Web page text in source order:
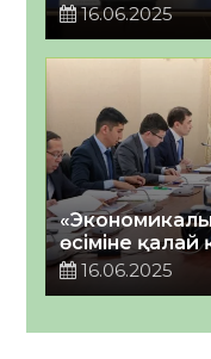
16.06.2025
өсіміне қалай
16.06.2025